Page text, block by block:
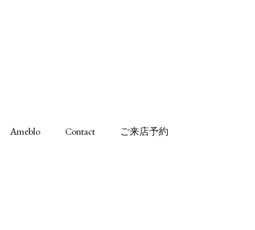
Ameblo Contact ご来店予約